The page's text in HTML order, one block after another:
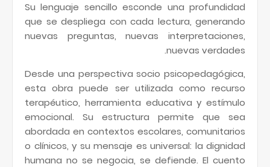
Su lenguaje sencillo esconde una profundidad
que se despliega con cada lectura, generando
nuevas preguntas, nuevas interpretaciones,
nuevas verdades.
Desde una perspectiva socio psicopedagógica,
esta obra puede ser utilizada como recurso
terapéutico, herramienta educativa y estímulo
emocional. Su estructura permite que sea
abordada en contextos escolares, comunitarios
o clínicos, y su mensaje es universal: la dignidad
humana no se negocia, se defiende. El cuento